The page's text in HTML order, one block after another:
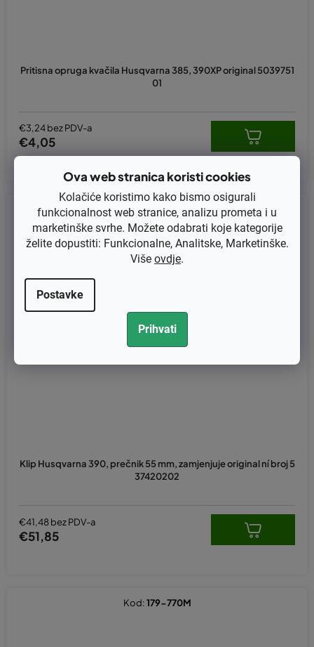
Ova web stranica koristi cookies
Kolačiće koristimo kako bismo osigurali
funkcionalnost web stranice, analizu prometa i u
marketinške svrhe. Možete odabrati koje kategorije
želite dopustiti: Funkcionalne, Analitske, Marketinške.
Više ovdje.
Postavke
Prihvati
Pritisna opruga kvačila Husqvarna 385, 390XP original 5039751
01
€3,24 bez PDV-a
€4,05
Klip Husqvarna 390, prečnik 55 mm, zamjenjuje original ní broj 5
37420202
€41,48 bez PDV-a
€51,85
Kod:179-746M
Kod:179-770M